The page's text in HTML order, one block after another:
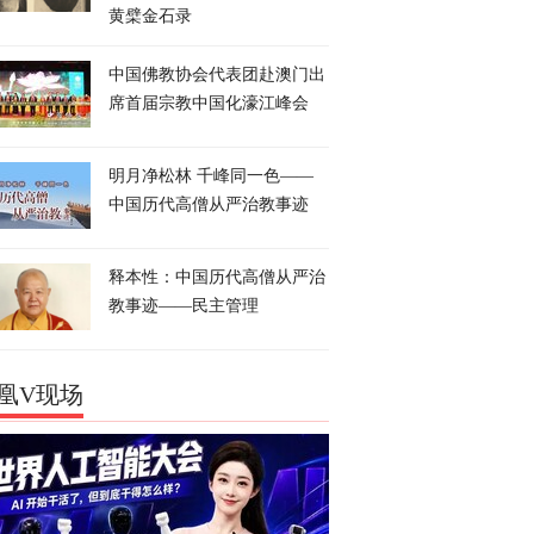
黄檗金石录
中国佛教协会代表团赴澳门出
席首届宗教中国化濠江峰会
明月净松林 千峰同一色——
中国历代高僧从严治教事迹
释本性：中国历代高僧从严治
教事迹——民主管理
V现场